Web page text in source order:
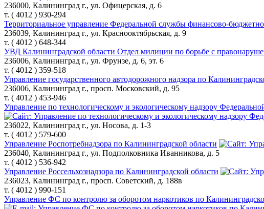
236000, Калининград г., ул. Офицерская, д. 6
т. ( 4012 ) 930-294
Территориальное управление Федеральной службы финансово-
236039, Калининград г., ул. Краснооктябрьская, д. 9
т. ( 4012 ) 648-344
УВД Калининградской области Отдел милиции по борьбе с
236006, Калининград г., ул. Фрунзе, д. 6, эт. 6
т. ( 4012 ) 359-518
Управление государственного автодорожного надзора по
236006, Калининград г., просп. Московский, д. 95
т. ( 4012 ) 453-946
Управление по технологическому и экологическому надзору
236022, Калининград г., ул. Носова, д. 1-3
т. ( 4012 ) 579-600
Управление Роспотребнадзора по Калининградской области
236040, Калининград г., ул. Подполковника Иванникова, д. 5
т. ( 4012 ) 536-942
Управление Россельхознадзора по Калининградской области
236023, Калининград г., просп. Советский, д. 188в
т. ( 4012 ) 990-151
Управление ФС по контролю за оборотом наркотиков по